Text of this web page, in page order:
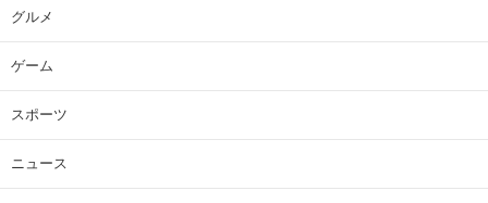
グルメ
ゲーム
スポーツ
ニュース